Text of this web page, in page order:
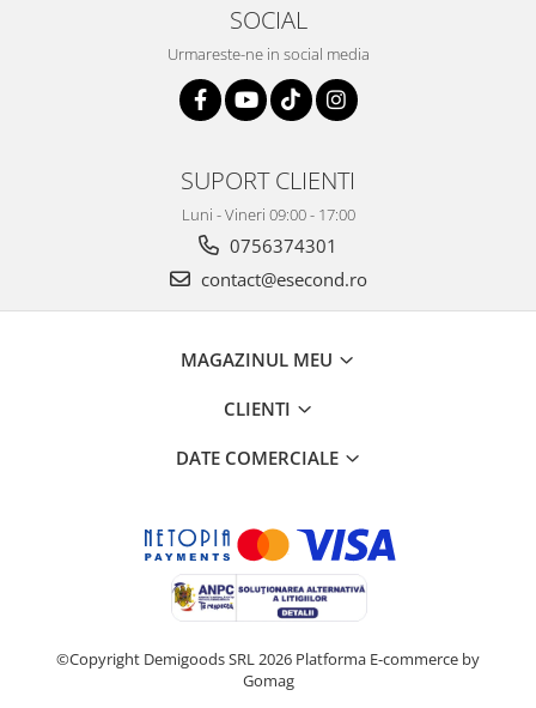
Desktop PC & Monitoare
Imprimante, Scanere &
Retelistica & Supraveghere
Servere, Componente & UPS
Sport & Activitati in aer liber
TV, Audio & Foto
Aparate Foto & Accesorii
Audio HI-FI & Profesionale
Camere video si sport
SOCIAL
Urmareste-ne in social media
SUPORT CLIENTI
Luni - Vineri 09:00 - 17:00
0756374301
contact@esecond.ro
MAGAZINUL MEU
CLIENTI
DATE COMERCIALE
©Copyright Demigoods SRL 2026 Platforma E-commerce by
Gomag